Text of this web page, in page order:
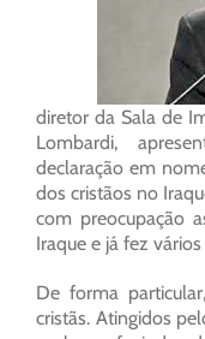
diretor da Sala de
Lombardi,
declaração em
dos cristãos no
com preocupação
Iraque e já fez
De forma
cristãs. Atingidos